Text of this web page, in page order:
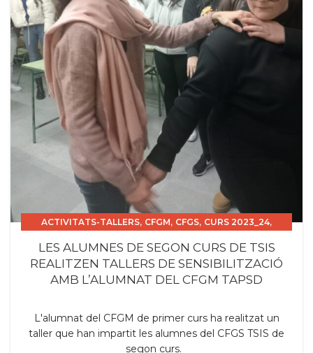
ACTIVITATS-TALLERS, CFGM, CFGS, CURS 2023_24,
LES ALUMNES DE SEGON CURS DE TSIS
REALITZEN TALLERS DE SENSIBILITZACIÓ
AMB L’ALUMNAT DEL CFGM TAPSD
L'alumnat del CFGM de primer curs ha realitzat un
taller que han impartit les alumnes del CFGS TSIS de
segon curs.